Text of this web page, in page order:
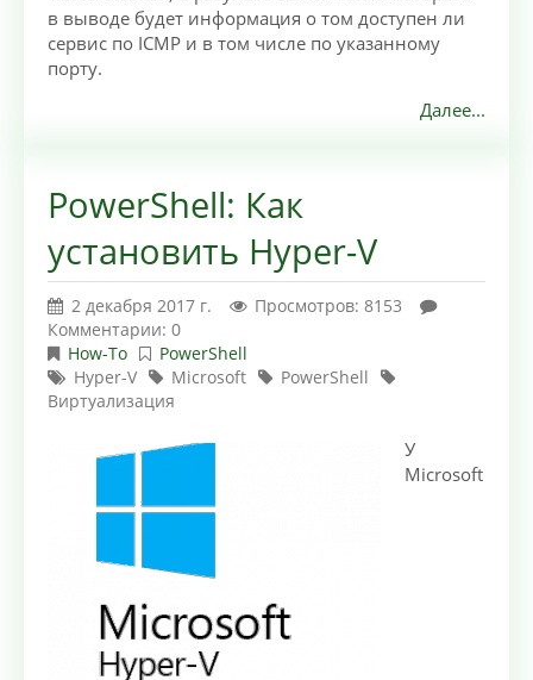
в выводе будет информация о том доступен ли
сервис по ICMP и в том числе по указанному
порту.
Далее...
PowerShell: Как
установить Hyper-V
2 декабря 2017 г.
Просмотров: 8153
Комментарии: 0
How-To
PowerShell
Hyper-V
Microsoft
PowerShell
Виртуализация
У
Microsoft